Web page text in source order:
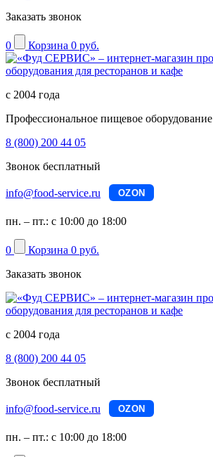
Заказать звонок
0 Корзина 0 руб.
с 2004 года
Профессиональное пищевое оборудование
8 (800) 200 44 05
Звонок бесплатный
info@food-service.ru OZON
пн. – пт.: с 10:00 до 18:00
0 Корзина 0 руб.
Заказать звонок
с 2004 года
8 (800) 200 44 05
Звонок бесплатный
info@food-service.ru OZON
пн. – пт.: с 10:00 до 18:00